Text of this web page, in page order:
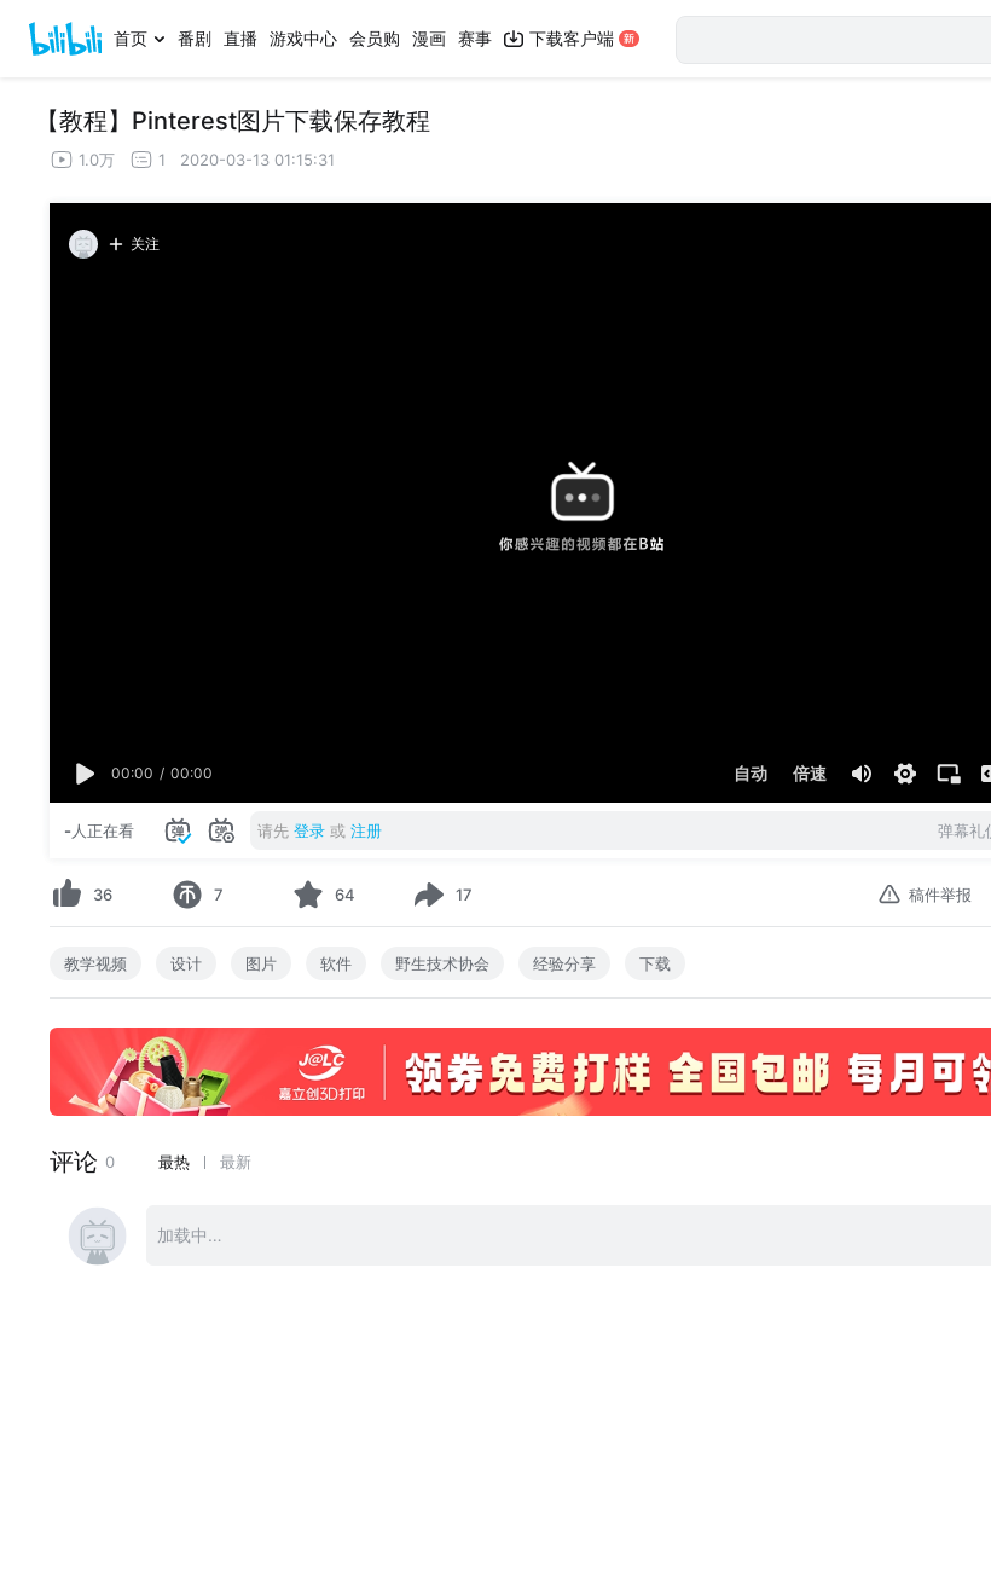
首页 番剧 直播 游戏中心 会员购 漫画 赛事 下载客户端
【教程】Pinterest图片下载保存教程
1.0万 1 2020-03-13 01:15:31
关注
00:00 / 00:00 自动 倍速
-人正在看 请先 登录 或 注册 弹幕礼
36 7 64 17 稿件举报
教学视频 设计 图片 软件 野生技术协会 经验分享 下载